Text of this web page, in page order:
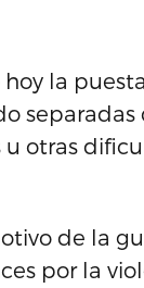
la
separadas
u otras
de la
por la